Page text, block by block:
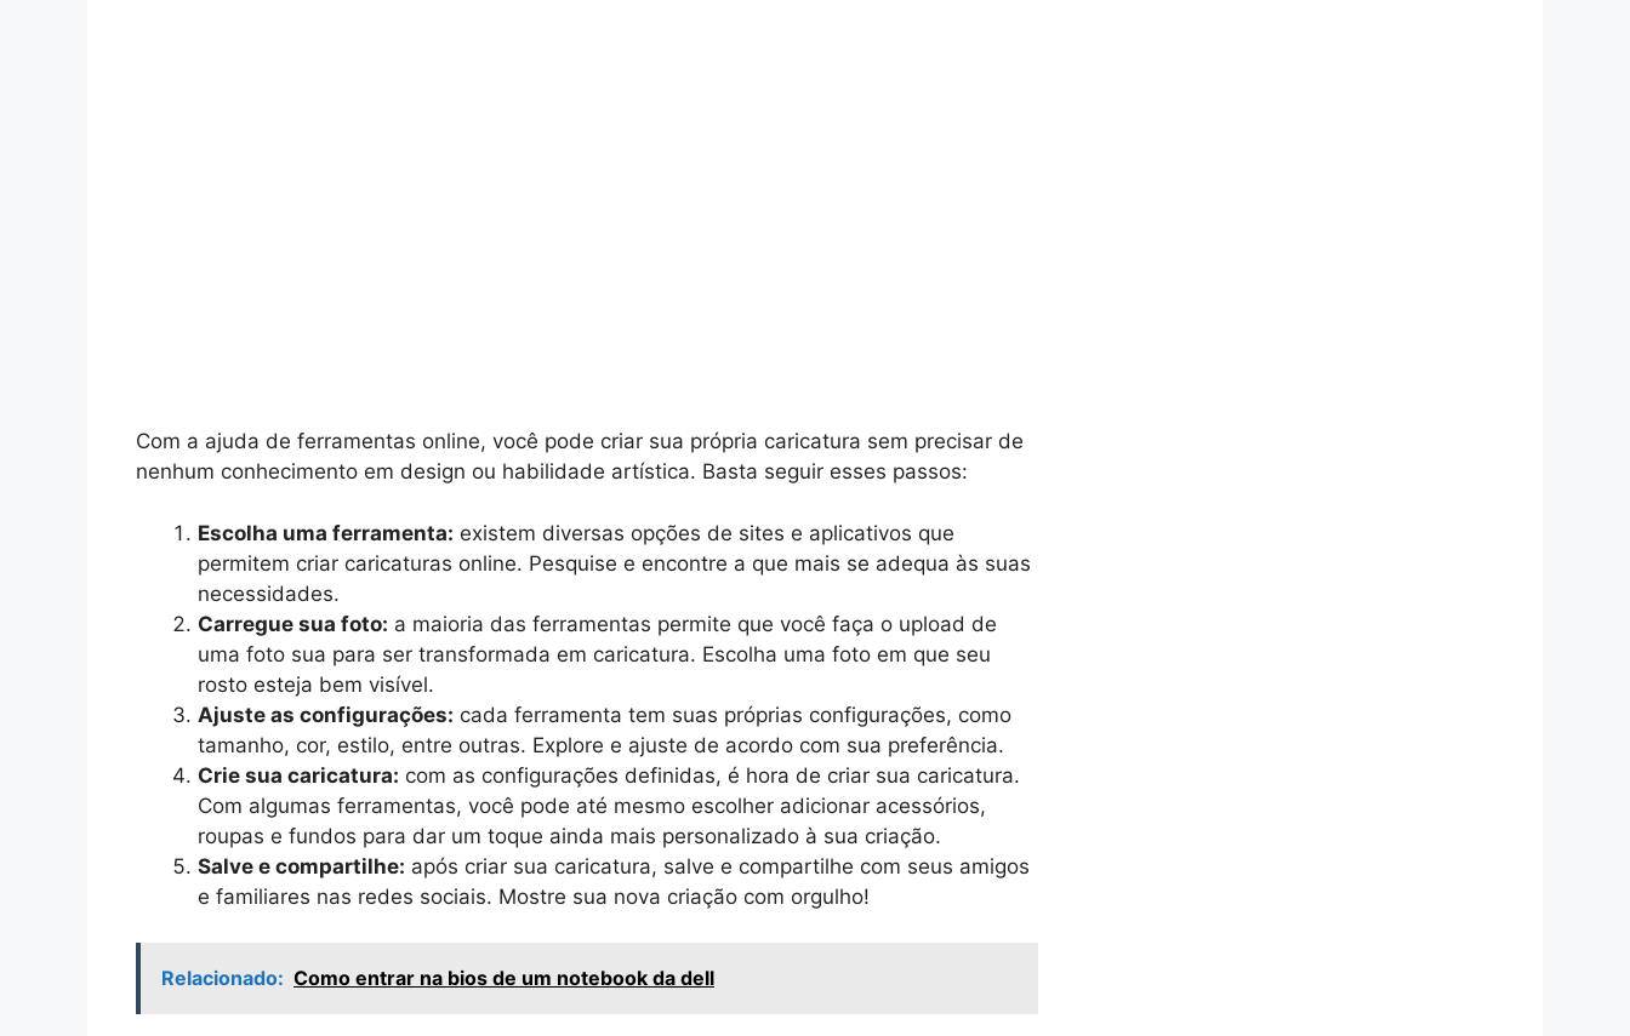
Com a ajuda de ferramentas online, você pode criar sua própria caricatura sem precisar de
nenhum conhecimento em design ou habilidade artística. Basta seguir esses passos:
Escolha uma ferramenta: existem diversas opções de sites e aplicativos que
permitem criar caricaturas online. Pesquise e encontre a que mais se adequa às suas
necessidades.
Carregue sua foto: a maioria das ferramentas permite que você faça o upload de
uma foto sua para ser transformada em caricatura. Escolha uma foto em que seu
rosto esteja bem visível.
Ajuste as configurações: cada ferramenta tem suas próprias configurações, como
tamanho, cor, estilo, entre outras. Explore e ajuste de acordo com sua preferência.
Crie sua caricatura: com as configurações definidas, é hora de criar sua caricatura.
Com algumas ferramentas, você pode até mesmo escolher adicionar acessórios,
roupas e fundos para dar um toque ainda mais personalizado à sua criação.
Salve e compartilhe: após criar sua caricatura, salve e compartilhe com seus amigos
e familiares nas redes sociais. Mostre sua nova criação com orgulho!
Relacionado: Como entrar na bios de um notebook da dell